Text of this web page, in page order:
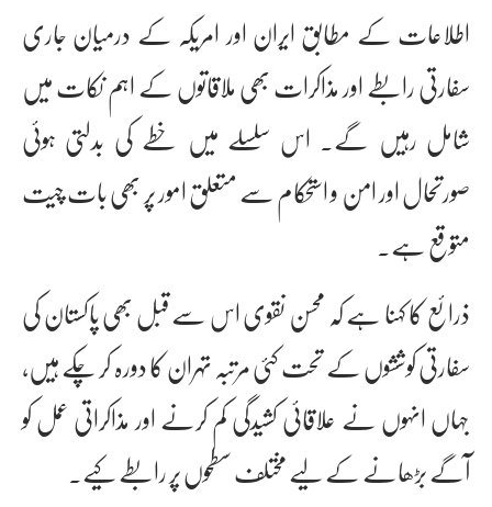
اطلاعات کے مطابق ایران اور امریکہ کے درمیان جاری
سفارتی رابطے اور مذاکرات بھی ملاقاتوں کے اہم نکات میں
شامل رہیں گے۔ اس سلسلے میں خطے کی بدلتی ہوئی
صورتحال اور امن و استحکام سے متعلق امور پر بھی بات چیت
متوقع ہے۔
ذرائع کا کہنا ہے کہ محسن نقوی اس سے قبل بھی پاکستان کی
سفارتی کوششوں کے تحت کئی مرتبہ تہران کا دورہ کر چکے ہیں،
جہاں انہوں نے علاقائی کشیدگی کم کرنے اور مذاکراتی عمل کو
آگے بڑھانے کے لیے مختلف سطحوں پر رابطے کیے۔